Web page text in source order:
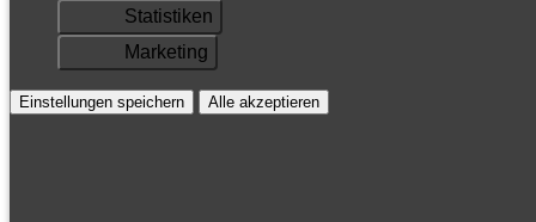
Statistiken
Marketing
Einstellungen speichern Alle akzeptieren